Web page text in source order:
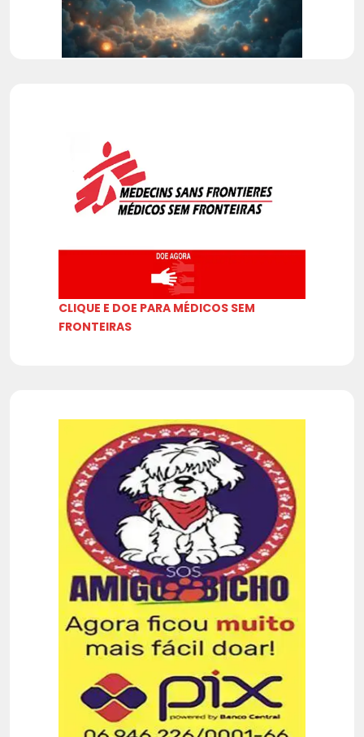
CLIQUE E DOE PARA MÉDICOS SEM
FRONTEIRAS